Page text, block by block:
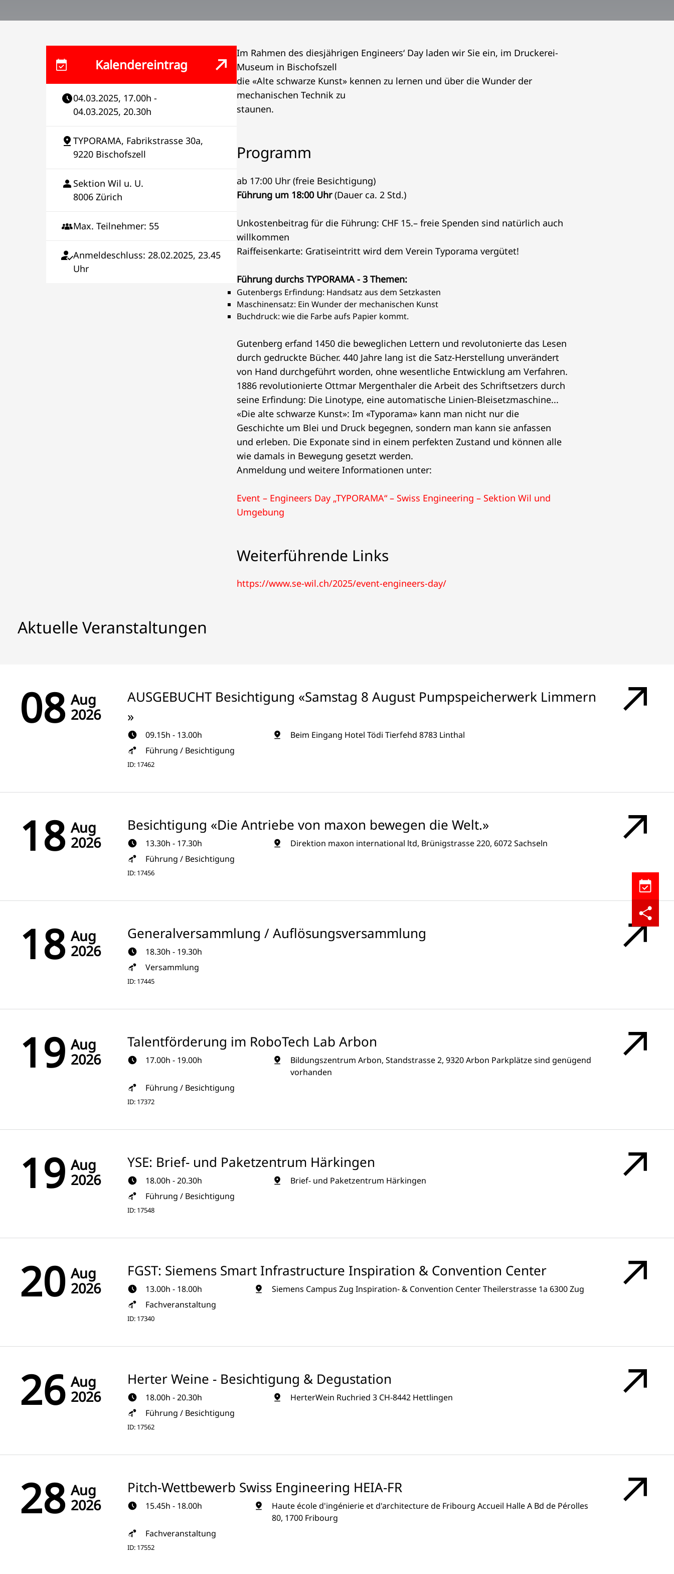
Kalendereintrag
04.03.2025, 17.00h -
04.03.2025, 20.30h
TYPORAMA, Fabrikstrasse 30a,
9220 Bischofszell
Sektion Wil u. U.
8006 Zürich
Max. Teilnehmer: 55
Anmeldeschluss: 28.02.2025, 23.45
Uhr
Im Rahmen des diesjährigen Engineers‘ Day laden wir Sie ein, im Druckerei-
Museum in Bischofszell
die «Alte schwarze Kunst» kennen zu lernen und über die Wunder der
mechanischen Technik zu
staunen.
Programm
ab 17:00 Uhr (freie Besichtigung)
Führung um 18:00 Uhr(Dauer ca. 2 Std.)
Unkostenbeitrag für die Führung: CHF 15.– freie Spenden sind natürlich auch
willkommen
Raiffeisenkarte: Gratiseintritt wird dem Verein Typorama vergütet!
Führung durchs TYPORAMA - 3 Themen:
Gutenbergs Erfindung: Handsatz aus dem Setzkasten
Maschinensatz: Ein Wunder der mechanischen Kunst
Buchdruck: wie die Farbe aufs Papier kommt.
Gutenberg erfand 1450 die beweglichen Lettern und revolutonierte das Lesen
durch gedruckte Bücher. 440 Jahre lang ist die Satz-Herstellung unverändert
von Hand durchgeführt worden, ohne wesentliche Entwicklung am Verfahren.
1886 revolutionierte Ottmar Mergenthaler die Arbeit des Schriftsetzers durch
seine Erfindung: Die Linotype, eine automatische Linien-Bleisetzmaschine...
«Die alte schwarze Kunst»: Im «Typorama» kann man nicht nur die
Geschichte um Blei und Druck begegnen, sondern man kann sie anfassen
und erleben. Die Exponate sind in einem perfekten Zustand und können alle
wie damals in Bewegung gesetzt werden.
Anmeldung und weitere Informationen unter:
Event – Engineers Day „TYPORAMA“ – Swiss Engineering – Sektion Wil und
Umgebung
Weiterführende Links
https://www.se-wil.ch/2025/event-engineers-day/
Aktuelle Veranstaltungen
08 Aug
2026
AUSGEBUCHT Besichtigung «Samstag 8 August Pumpspeicherwerk Limmern
»
09.15h - 13.00h
Beim Eingang Hotel Tödi Tierfehd 8783 Linthal
Führung / Besichtigung
ID: 17462
18 Aug
2026
Besichtigung «Die Antriebe von maxon bewegen die Welt.»
13.30h - 17.30h
Direktion maxon international ltd, Brünigstrasse 220, 6072 Sachseln
Führung / Besichtigung
ID: 17456
18 Aug
2026
Generalversammlung / Auflösungsversammlung
18.30h - 19.30h
Versammlung
ID: 17445
19 Aug
2026
Talentförderung im RoboTech Lab Arbon
17.00h - 19.00h
Bildungszentrum Arbon, Standstrasse 2, 9320 Arbon Parkplätze sind genügend
vorhanden
Führung / Besichtigung
ID: 17372
19 Aug
2026
YSE: Brief- und Paketzentrum Härkingen
18.00h - 20.30h
Brief- und Paketzentrum Härkingen
Führung / Besichtigung
ID: 17548
20 Aug
2026
FGST: Siemens Smart Infrastructure Inspiration & Convention Center
13.00h - 18.00h
Siemens Campus Zug Inspiration- & Convention Center Theilerstrasse 1a 6300 Zug
Fachveranstaltung
ID: 17340
26 Aug
2026
Herter Weine - Besichtigung & Degustation
18.00h - 20.30h
HerterWein Ruchried 3 CH-8442 Hettlingen
Führung / Besichtigung
ID: 17562
28 Aug
2026
Pitch-Wettbewerb Swiss Engineering HEIA-FR
15.45h - 18.00h
Haute école d'ingénierie et d'architecture de Fribourg Accueil Halle A Bd de Pérolles
80, 1700 Fribourg
Fachveranstaltung
ID: 17552
Teilen